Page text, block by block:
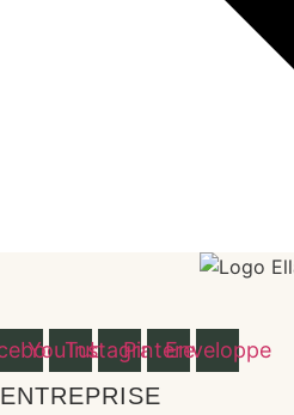
YouTubeInstagramPinterest
Enveloppe
ENTREPRISE